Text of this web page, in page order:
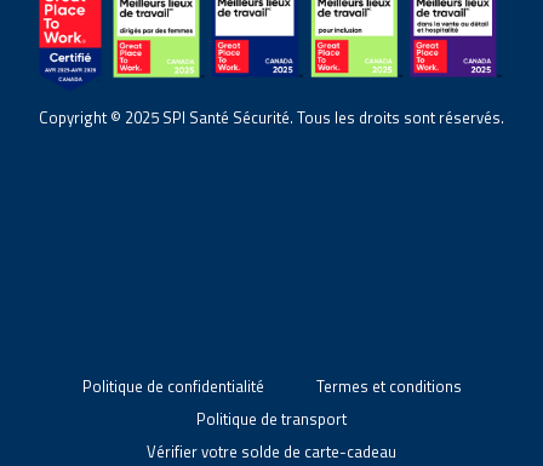
Copyright © 2025 SPI Santé Sécurité. Tous les droits sont réservés.
Politique de confidentialité
Termes et conditions
Politique de transport
Vérifier votre solde de carte-cadeau